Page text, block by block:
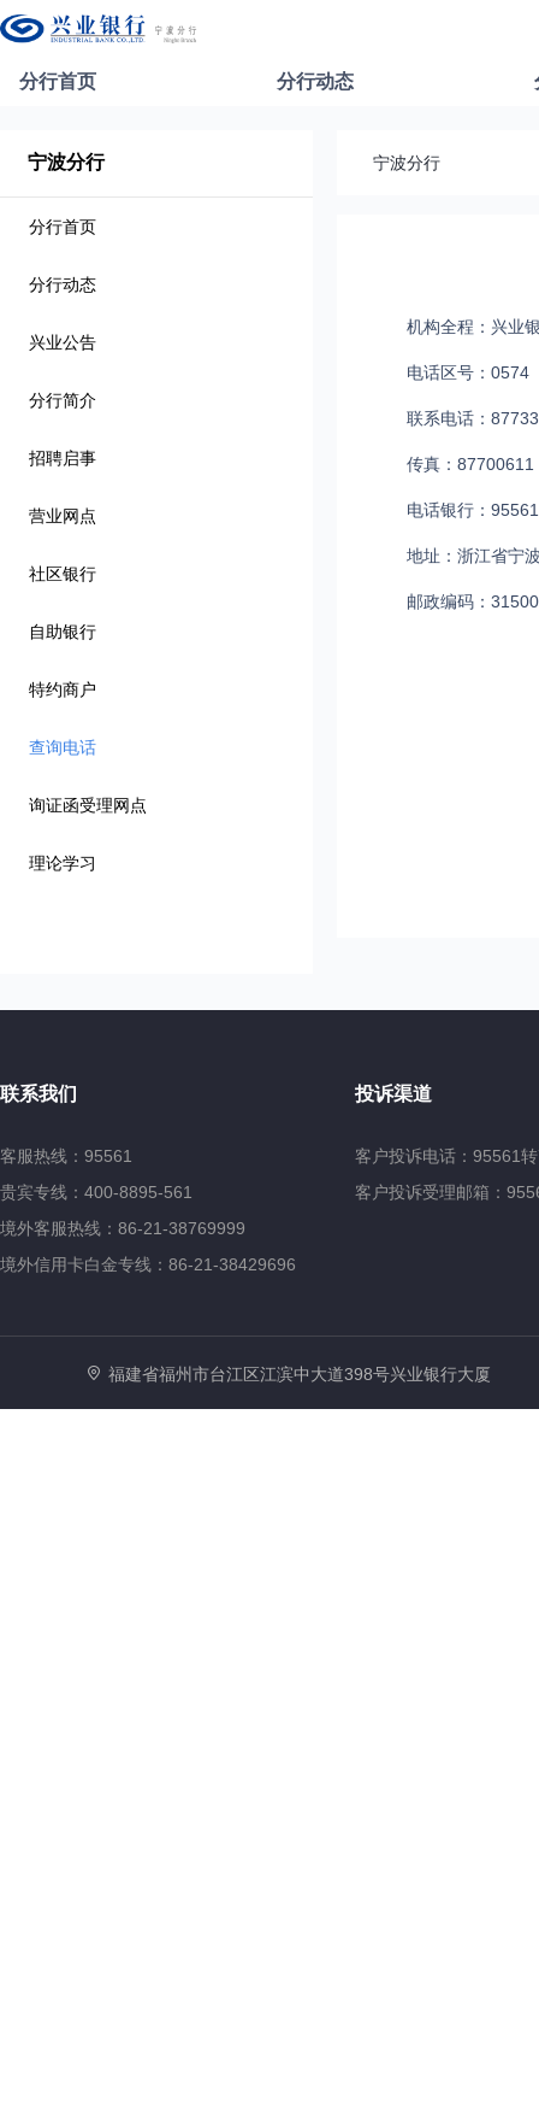
分行首页 分行动态
宁波分行
分行首页
分行动态
兴业公告
分行简介
招聘启事
营业网点
社区银行
自助银行
特约商户
查询电话
询证函受理网点
理论学习
宁波分行
机构全程：兴业
电话区号：0574
联系电话：
传真：87700611
电话银行：95561
地址：浙江省宁
邮政编码：
联系我们
客服热线：95561
贵宾专线：400-8895-561
境外客服热线：86-21-38769999
境外信用卡白金专线：86-21-38429696
投诉渠道
客户投诉电话：95561
客户投诉受理邮箱：
福建省福州市台江区江滨中大道398号兴业银行大厦